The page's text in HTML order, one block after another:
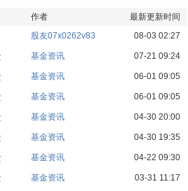
作者
最新更新时间
股友07x0262v83 08-03 02:27
基金资讯 07-21 09:24
基金资讯 06-01 09:05
基金资讯 06-01 09:05
基金资讯 04-30 20:00
基金资讯 04-30 19:35
基金资讯 04-22 09:30
基金资讯 03-31 11:17